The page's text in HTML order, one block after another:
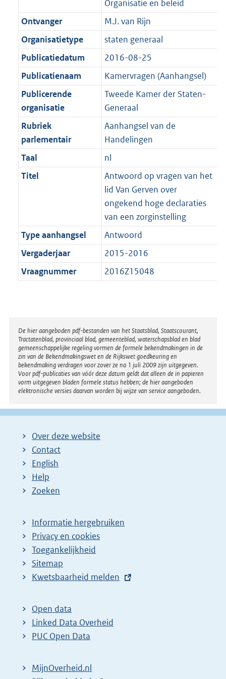
t
a
t
K
b
2
K
b
Organisatie en beleid
Ontvanger
M.J. van Rijn
Organisatietype
staten generaal
Publicatiedatum
2016-08-25
Publicatienaam
Kamervragen (Aanhangsel)
Publicerende
organisatie
Tweede Kamer der Staten-
Generaal
Rubriek
parlementair
Aanhangsel van de
Handelingen
Taal
nl
Titel
Antwoord op vragen van het
lid Van Gerven over
ongekend hoge declaraties
van een zorginstelling
Type aanhangsel
Antwoord
Vergaderjaar
2015-2016
Vraagnummer
2016Z15048
Disclaimer
De hier aangeboden pdf-bestanden van het Staatsblad, Staatscourant,
Tractatenblad, provinciaal blad, gemeenteblad, waterschapsblad en blad
gemeenschappelijke regeling vormen de formele bekendmakingen in de
zin van de Bekendmakingswet en de Rijkswet goedkeuring en
bekendmaking verdragen voor zover ze na 1 juli 2009 zijn uitgegeven.
Voor pdf-publicaties van vóór deze datum geldt dat alleen de in papieren
vorm uitgegeven bladen formele status hebben; de hier aangeboden
elektronische versies daarvan worden bij wijze van service aangeboden.
Over deze website
Contact
English
Help
Zoeken
Informatie hergebruiken
Privacy en cookies
Toegankelijkheid
Sitemap
E
t
e
r
l
Kwetsbaarheid melden
Open data
Linked Data Overheid
PUC Open Data
MijnOverheid.nl